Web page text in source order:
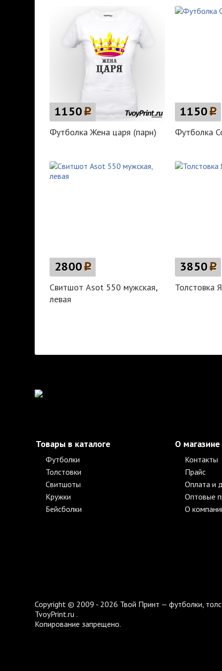
1150p
Футболка Жена царя (парн)
1150p
Футболка
2800p
Свитшот Asot 550 мужская,
левая
3850p
Толстовка
Товары в каталоге
Футболки
Толстовки
Свитшоты
Кружки
Бейсболки
О магазине
Контакты
Прайс
Оплата и
Оптовые
О
Copyright © 2009 - 2026 Твой Принт — футболки,
TvoyPrint.ru .
Копирование запрещено.